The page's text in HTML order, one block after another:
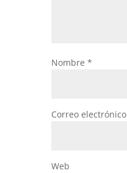
Nombre *
Correo electrónico
Web